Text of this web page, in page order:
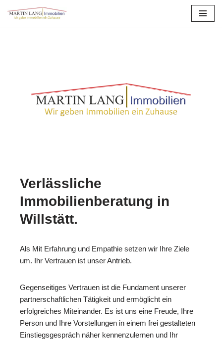
Verlässliche
Immobilienberatung in
Willstätt.
Als Mit Erfahrung und Empathie setzen wir Ihre Ziele
um. Ihr Vertrauen ist unser Antrieb.
Gegenseitiges Vertrauen ist die Fundament unserer
partnerschaftlichen Tätigkeit und ermöglicht ein
erfolgreiches Miteinander. Es ist uns eine Freude, Ihre
Person und Ihre Vorstellungen in einem frei gestalteten
Einstiegsgespräch näher kennenzulernen und Ihr